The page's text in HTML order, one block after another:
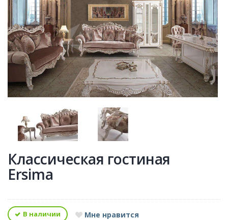
Классическая гостиная
Ersima
В наличии Мне нравится